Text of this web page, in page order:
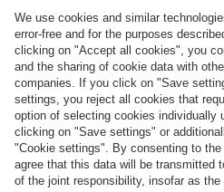
Pagamento e consegna
FC Bayern Store App